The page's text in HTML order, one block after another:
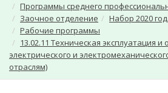
Программы среднего
Заочное отделение
Набор 2020
Рабочие программы
13.02.11 Техническая эксплуатация и
электрического и
отраслям)